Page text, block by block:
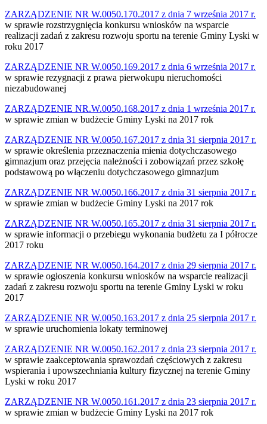
ZARZĄDZENIE NR W.0050.170.2017 z dnia 7 września 2017 r.
w sprawie rozstrzygnięcia konkursu wniosków na wsparcie
realizacji zadań z zakresu rozwoju sportu na terenie Gminy Lyski w
roku 2017
ZARZĄDZENIE NR W.0050.169.2017 z dnia 6 września 2017 r.
w sprawie rezygnacji z prawa pierwokupu nieruchomości
niezabudowanej
ZARZĄDZENIE NR.W.0050.168.2017 z dnia 1 września 2017 r.
w sprawie zmian w budżecie Gminy Lyski na 2017 rok
ZARZĄDZENIE NR W.0050.167.2017 z dnia 31 sierpnia 2017 r.
w sprawie określenia przeznaczenia mienia dotychczasowego
gimnazjum oraz przejęcia należności i zobowiązań przez szkołę
podstawową po włączeniu dotychczasowego gimnazjum
ZARZĄDZENIE NR W.0050.166.2017 z dnia 31 sierpnia 2017 r.
w sprawie zmian w budżecie Gminy Lyski na 2017 rok
ZARZĄDZENIE NR W.0050.165.2017 z dnia 31 sierpnia 2017 r.
w sprawie informacji o przebiegu wykonania budżetu za I półrocze
2017 roku
ZARZĄDZENIE NR W.0050.164.2017 z dnia 29 sierpnia 2017 r.
w sprawie ogłoszenia konkursu wniosków na wsparcie realizacji
zadań z zakresu rozwoju sportu na terenie Gminy Lyski w roku
2017
ZARZĄDZENIE NR W.0050.163.2017 z dnia 25 sierpnia 2017 r.
w sprawie uruchomienia lokaty terminowej
ZARZĄDZENIE NR W.0050.162.2017 z dnia 23 sierpnia 2017 r.
w sprawie zaakceptowania sprawozdań częściowych z zakresu
wspierania i upowszechniania kultury fizycznej na terenie Gminy
Lyski w roku 2017
ZARZĄDZENIE NR W.0050.161.2017 z dnia 23 sierpnia 2017 r.
w sprawie zmian w budżecie Gminy Lyski na 2017 rok